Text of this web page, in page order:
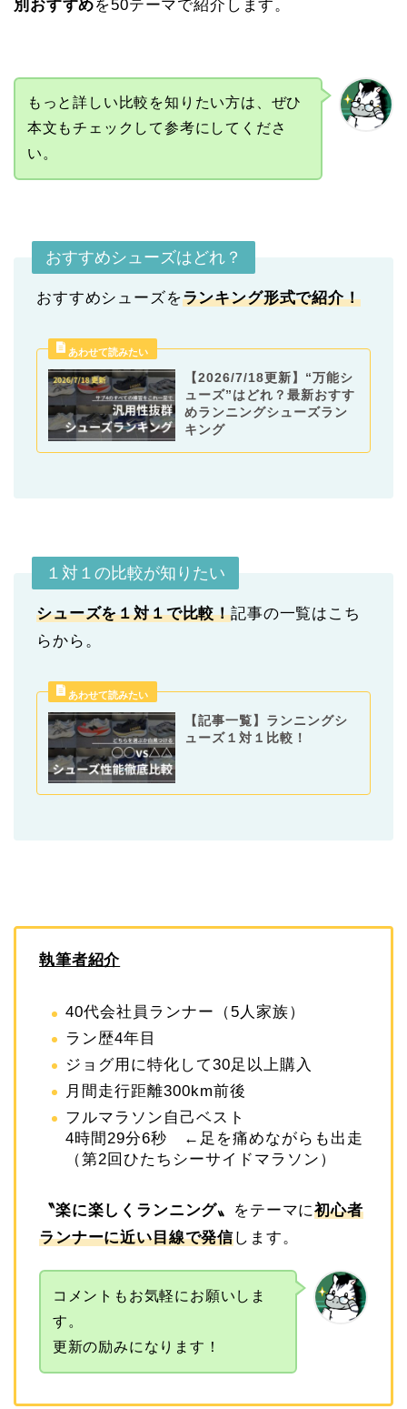
別おすすめを50テーマで紹介します。
もっと詳しい比較を知りたい方は、ぜひ
本文もチェックして参考にしてくださ
い。
おすすめシューズはどれ？
おすすめシューズをランキング形式で紹介！
【2026/7/18更新】“万能シ
ューズ”はどれ？最新おすす
めランニングシューズラン
キング
１対１の比較が知りたい
シューズを１対１で比較！記事の一覧はこち
らから。
【記事一覧】ランニングシ
ューズ１対１比較！
執筆者紹介
40代会社員ランナー（5人家族）
ラン歴4年目
ジョグ用に特化して30足以上購入
月間走行距離300km前後
フルマラソン自己ベスト
4時間29分6秒 ←足を痛めながらも出走
（第2回ひたちシーサイドマラソン）
〝楽に楽しくランニング〟 をテーマに初心者
ランナーに近い目線で発信します。
コメントもお気軽にお願いしま
す。
更新の励みになります！